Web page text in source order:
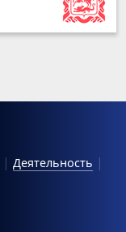
Деятельность